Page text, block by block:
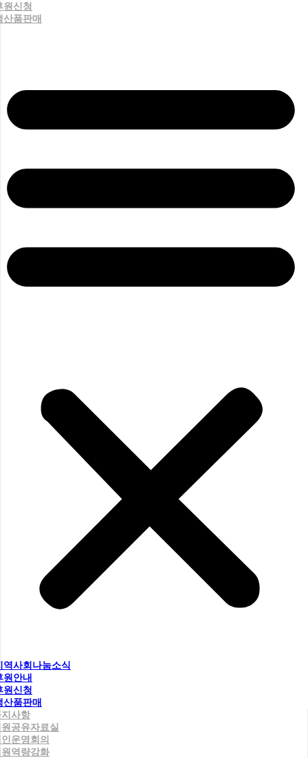
원신청
산품판매
역사회나눔소식
원안내
원신청
산품판매
사항
공유자료실
운영회의
역량강화